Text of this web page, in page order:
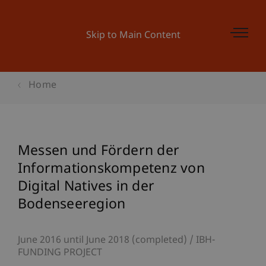
Skip to Main Content
Home
Messen und Fördern der
Informationskompetenz von
Digital Natives in der
Bodenseeregion
June 2016 until June 2018 (completed)
IBH-
FUNDING PROJECT